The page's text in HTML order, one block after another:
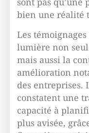
bien une réalité
Les
lumière non
mais aussi la
amélioration
des entreprises.
constatent une
capacité à
plus avisée,